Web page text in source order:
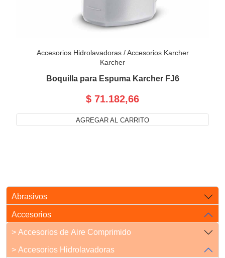
Abrasivos
Accesorios
> Accesorios de Aire Comprimido
> Accesorios Hidrolavadoras
Accesorios Hidrolavadoras/Accesorios Karcher
Karcher
Boquilla para Espuma Karcher FJ6
$ 71.182,66
AGREGAR AL CARRITO